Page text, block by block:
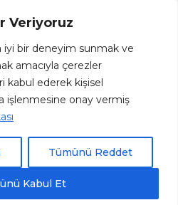
Veriyoruz
iyi bir deneyim sunmak ve
amacıyla çerezler
kabul ederek kişisel
işlenmesine onay vermiş
Tümünü Reddet
Kabul Et
uygulamaları, sadece
olup, herhangi bir şekilde tıbbi
danışan sağlama amacı ile
yer alan alıntı ve görüşler açıkça
yansıtmamaktadır.